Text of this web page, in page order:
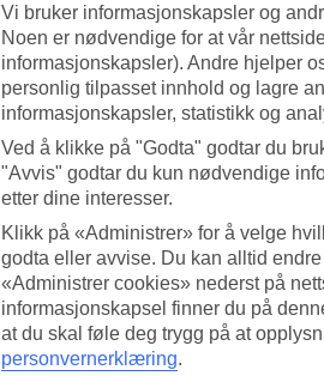
Vi bruker informasjonskapsler og
Noen er nødvendige for at vår
informasjonskapsler). Andre hjelper
personlig tilpasset innhold og lagre
informasjonskapsler, statistikk og
Ved å klikke på "Godta" godtar du
"Avvis" godtar du kun nødvendige
etter dine interesser.
Klikk på «Administrer» for å velge
godta eller avvise. Du kan alltid
«Administrer cookies» nederst på
informasjonskapsel finner du på
at du skal føle deg trygg på at
personvernerklæring.